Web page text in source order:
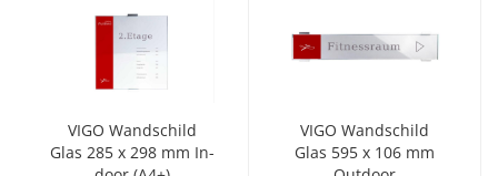
VIGO Wand­schild
Glas 285 x 298 mm In­
VIGO Wand­schild
Glas 595 x 106 mm